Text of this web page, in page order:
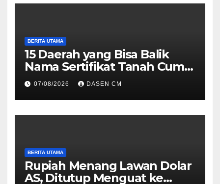
BERITA UTAMA
15 Daerah yang Bisa Balik
Nama Sertifikat Tanah Cuma
10 Hari, Cek Syarat dan
Caranya
07/08/2026 DASEN CM
BERITA UTAMA
Rupiah Menang Lawan Dolar
AS, Ditutup Menguat ke